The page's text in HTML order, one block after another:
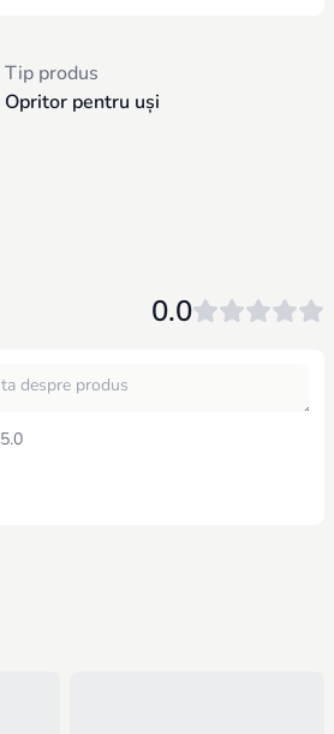
Tip produs
Opritor pentru uși
0.0
5.0